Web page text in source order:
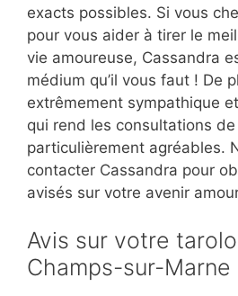
exacts possibles. Si vous
pour vous aider à tirer le
vie amoureuse, Cassandra
médium qu’il vous faut ! De
extrêmement sympathique
qui rend les consultations
particulièrement agréables.
contacter Cassandra pour
avisés sur votre avenir
Avis sur votre
Champs-sur-Marne